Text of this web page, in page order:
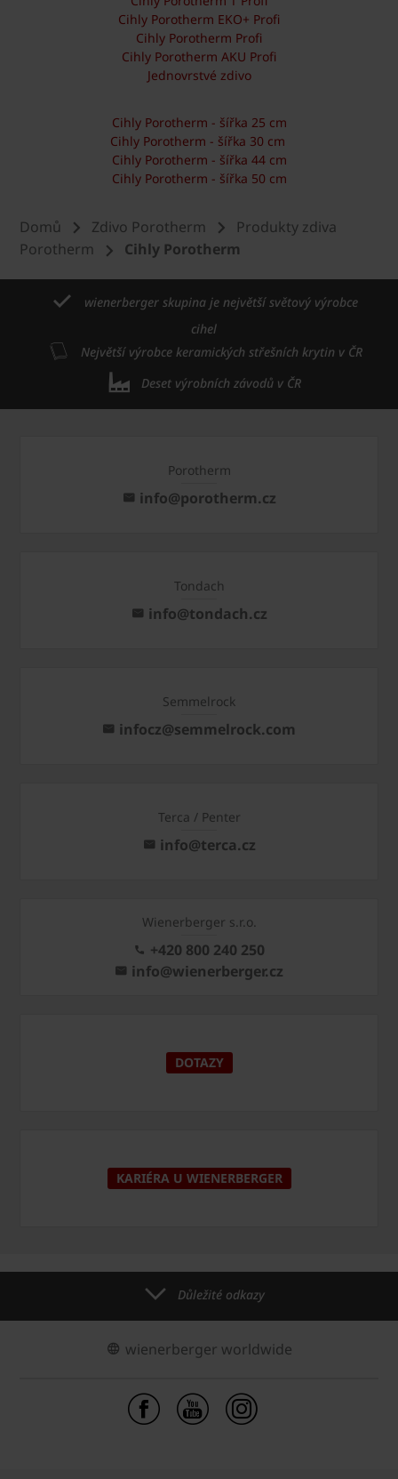
Cihly Porotherm EKO+ Profi
Cihly Porotherm Profi
Cihly Porotherm AKU Profi
Jednovrstvé zdivo
Cihly Porotherm - šířka 25 cm
Cihly Porotherm - šířka 30 cm
Cihly Porotherm - šířka 44 cm
Cihly Porotherm - šířka 50 cm
Domů Zdivo Porotherm
Produkty zdiva
Porotherm
Cihly Porotherm
wienerberger skupina je největší světový výrobce
cihel
Největší výrobce keramických střešních krytin v ČR
Deset výrobních závodů v ČR
Porotherm
info@porotherm.cz
Tondach
info@tondach.cz
Semmelrock
infocz@semmelrock.com
Terca / Penter
info@terca.cz
Wienerberger s.r.o.
+420 800 240 250
info@wienerberger.cz
DOTAZY
KARIÉRA U WIENERBERGER
Důležité odkazy
wienerberger worldwide